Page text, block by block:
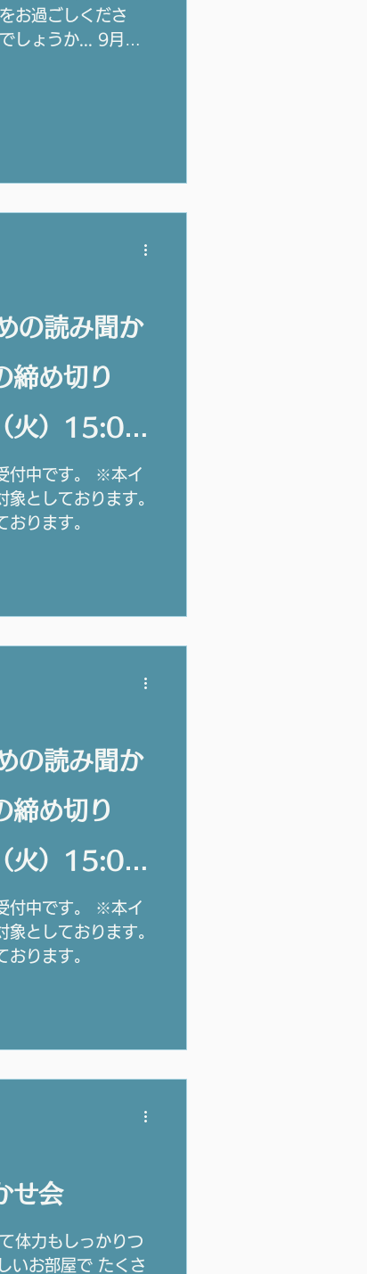
お過ごしくださ
しょうか... 9月に
できませんのでご
。 （ご友人など同
みにまとめる事は
の読み聞か
締め切り
火）15:00
付中です。 ※本イ
としております。
ります。
の読み聞か
締め切り
火）15:00
付中です。 ※本イ
としております。
ります。
せ会
体力もしっかりつ
いお部屋で たくさ